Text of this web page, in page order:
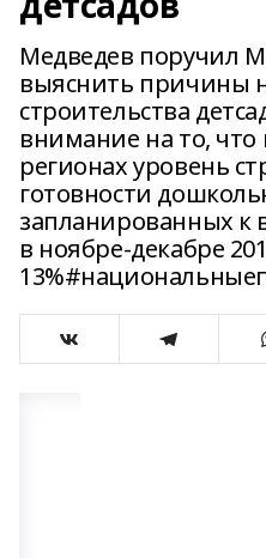
Медведев поручил
выяснить причины
строительства
внимание на то, что
регионах уровень
готовности
запланированных к
в ноябре-декабре